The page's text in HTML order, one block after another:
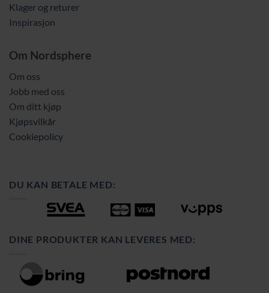
Klager og returer
Inspirasjon
Om Nordsphere
Om oss
Jobb med oss
Om ditt kjøp
Kjøpsvilkår
Cookiepolicy
DU KAN BETALE MED:
DINE PRODUKTER KAN LEVERES MED: